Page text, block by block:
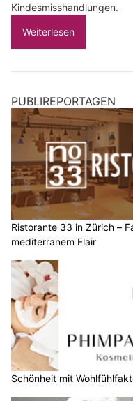
Kindesmisshandlungen.
Weiterlesen
PUBLIREPORTAGEN
Ristorante 33 in Zürich –
mediterranem Flair
Schönheit mit